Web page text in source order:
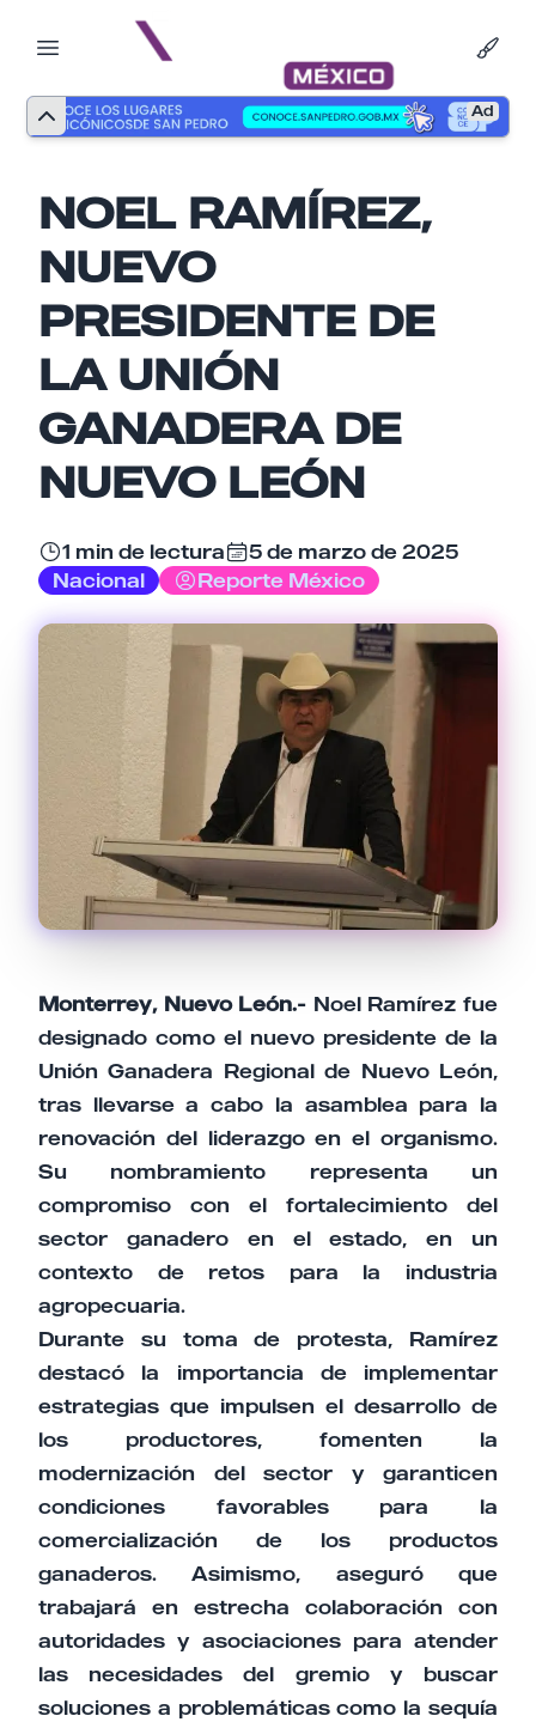
Ad
NOEL RAMÍREZ,
NUEVO
PRESIDENTE DE
LA UNIÓN
GANADERA DE
NUEVO LEÓN
1 min de lectura
5 de marzo de 2025
Nacional
Reporte México
Monterrey, Nuevo León.- Noel Ramírez fue
designado como el nuevo presidente de la
Unión Ganadera Regional de Nuevo León,
tras llevarse a cabo la asamblea para la
renovación del liderazgo en el organismo.
Su nombramiento representa un
compromiso con el fortalecimiento del
sector ganadero en el estado, en un
contexto de retos para la industria
agropecuaria.
Durante su toma de protesta, Ramírez
destacó la importancia de implementar
estrategias que impulsen el desarrollo de
los productores, fomenten la
modernización del sector y garanticen
condiciones favorables para la
comercialización de los productos
ganaderos. Asimismo, aseguró que
trabajará en estrecha colaboración con
autoridades y asociaciones para atender
las necesidades del gremio y buscar
soluciones a problemáticas como la sequía
Nombre
Tu comentario
Cancelar Enviar comentario